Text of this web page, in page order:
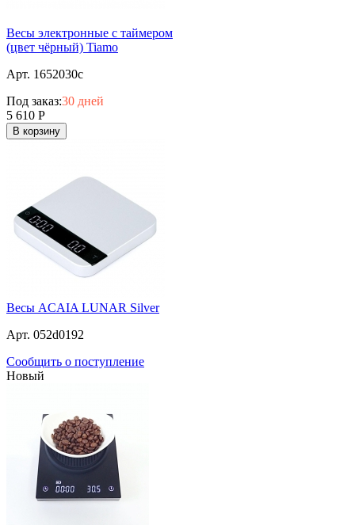
Весы электронные с таймером
(цвет чёрный) Tiamo
Арт. 1652030c
Под заказ:30 дней
5 610 Р
В корзину
Весы ACAIA LUNAR Silver
Арт. 052d0192
Сообщить о поступление
Новый